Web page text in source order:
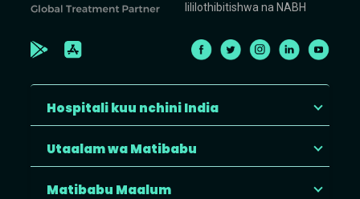
lililothibitishwa na NABH
Hospitali kuu nchini India
Utaalam wa Matibabu
Matibabu Maalum